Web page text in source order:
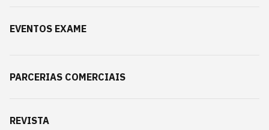
EVENTOS EXAME
PARCERIAS COMERCIAIS
REVISTA